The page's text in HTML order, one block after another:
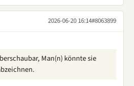
2026-06-20 16:14#8063899
Man(n) könnte sie